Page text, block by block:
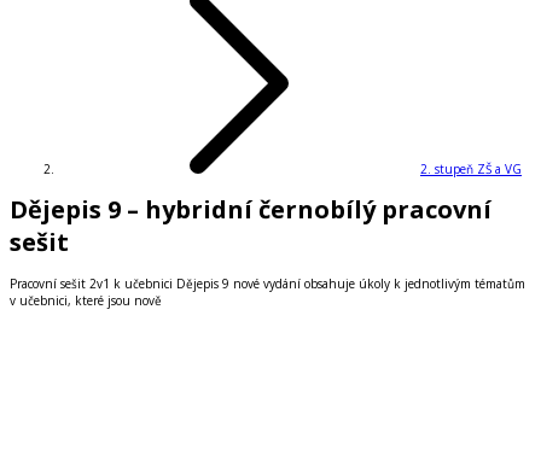
2. stupeň ZŠ a VG
Dějepis 9 – hybridní černobílý pracovní
sešit
Pracovní sešit 2v1 k učebnici Dějepis 9 nové vydání obsahuje úkoly k jednotlivým tématům
v učebnici, které jsou nově